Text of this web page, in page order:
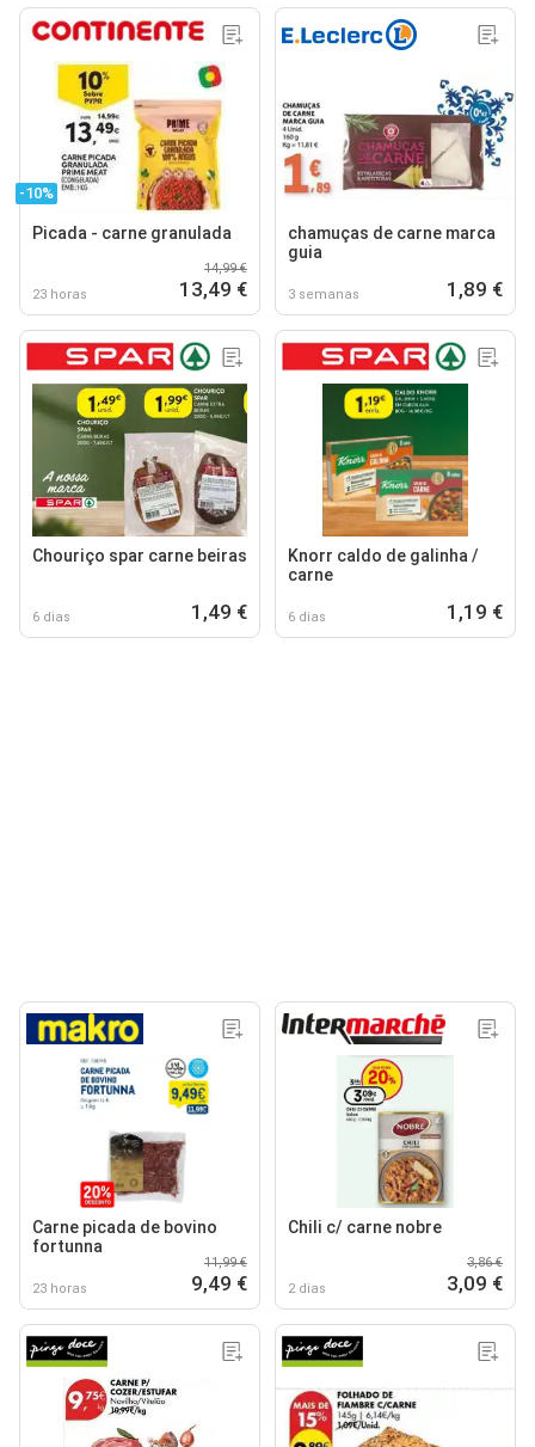
-10%
Picada - carne granulada
23 horas
14,99 €
13,49 €
chamuças de carne marca
guia
3 semanas 1,89 €
Chouriço spar carne beiras
6 dias 1,49 €
Knorr caldo de galinha /
carne
6 dias 1,19 €
Carne picada de bovino
fortunna
23 horas
11,99 €
9,49 €
Chili c/ carne nobre
2 dias
3,86 €
3,09 €